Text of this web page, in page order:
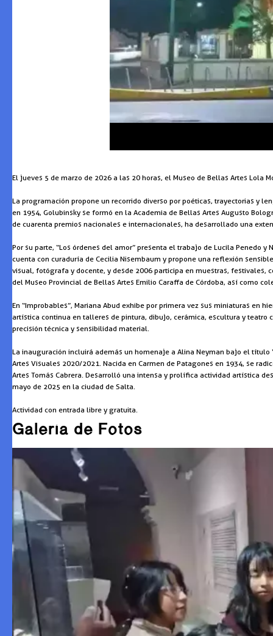
El jueves 5 de marzo de 2026 a las 20 horas, el Museo de Bellas Artes Lola
La programación propone un recorrido diverso por poéticas, trayectorias y
en 1954, Golubinsky se formó en la Academia de Bellas Artes Augusto
de cuarenta premios nacionales e internacionales, ha desarrollado una
Por su parte, “Los órdenes del amor” presenta el trabajo de Lucila Penedo
cuenta con curaduría de Cecilia Nisembaum y propone una reflexión
visual, fotógrafa y docente, y desde 2006 participa en muestras, festivales,
del Museo Provincial de Bellas Artes Emilio Caraffa de Córdoba, así como
En “Improbables”, Mariana Abud exhibe por primera vez sus miniaturas en
artística continua en talleres de pintura, dibujo, cerámica, escultura y teatro
precisión técnica y sensibilidad material.
La inauguración incluirá además un homenaje a Alina Neyman bajo el
Artes Visuales 2020/2021. Nacida en Carmen de Patagones en 1934, se
Artes Tomás Cabrera. Desarrolló una intensa y prolífica actividad artística
mayo de 2025 en la ciudad de Salta.
Actividad con entrada libre y gratuita.
Galería de Fotos